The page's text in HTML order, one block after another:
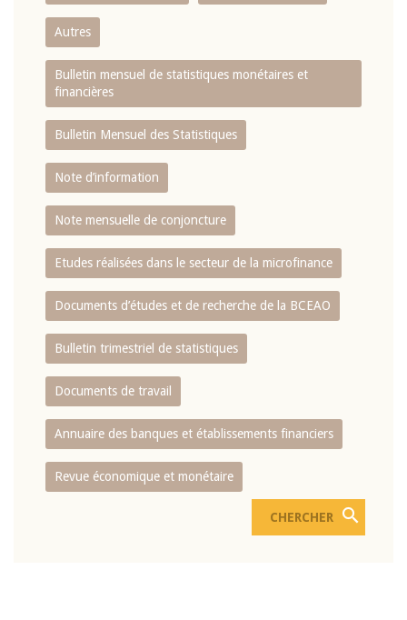
Autres
Bulletin mensuel de statistiques monétaires et
financières
Bulletin Mensuel des Statistiques
Note d’information
Note mensuelle de conjoncture
Etudes réalisées dans le secteur de la microfinance
Documents d’études et de recherche de la BCEAO
Bulletin trimestriel de statistiques
Documents de travail
Annuaire des banques et établissements financiers
Revue économique et monétaire